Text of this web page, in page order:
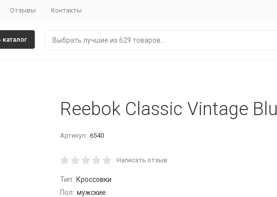
Отзывы Контакты
Reebok Classic Vintage
Артикул: 6540
Написать отзыв
Тип: Кроссовки
Пол: мужские